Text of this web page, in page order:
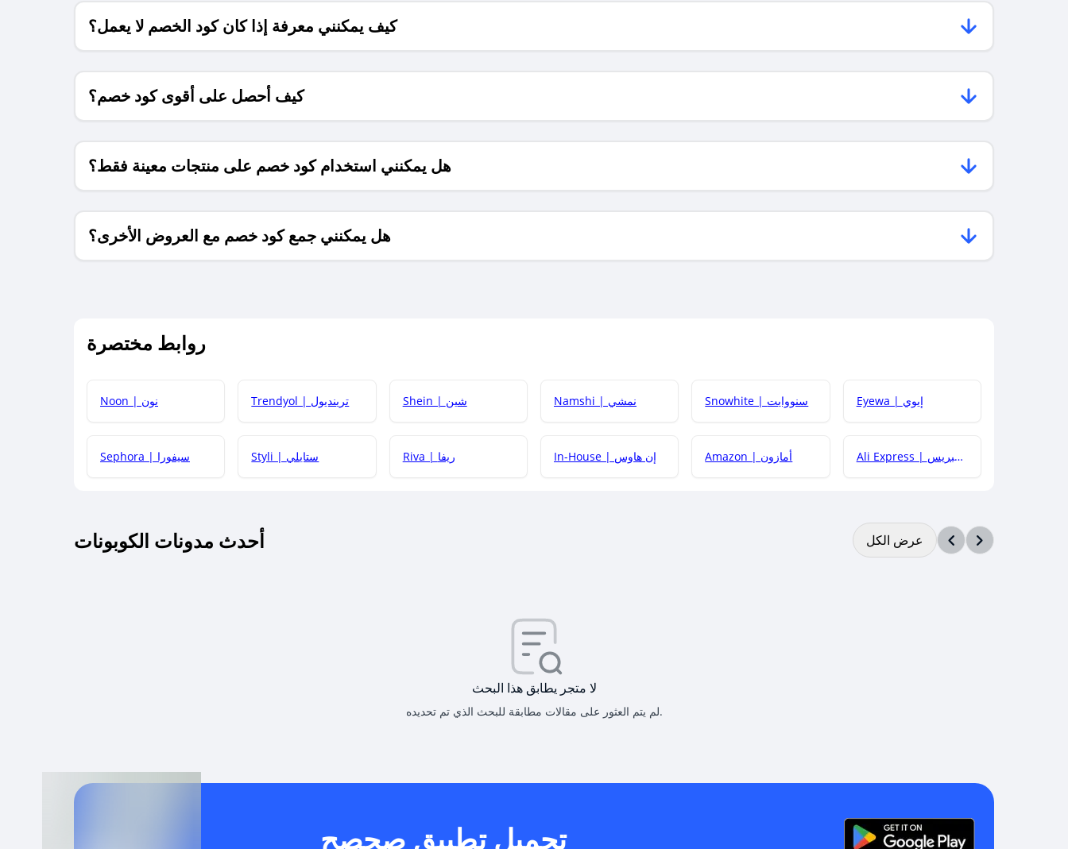
كيف يمكنني معرفة إذا كان كود الخصم لا يعمل؟
كيف أحصل على أقوى كود خصم؟
هل يمكنني استخدام كود خصم على منتجات معينة فقط؟
هل يمكنني جمع كود خصم مع العروض الأخرى؟
روابط مختصرة
Noon | نون Trendyol | ترينديول Shein | شين Namshi | نمشي Snowhite | سنووايت Eyewa | إيوي
Sephora | سيفورا Styli | ستايلي Riva | ريفا In-House | إن هاوس Amazon | أمازون Ali Express | علي إكسبريس
أحدث مدونات الكوبونات عرض الكل
لا متجر يطابق هذا البحث
لم يتم العثور على مقالات مطابقة للبحث الذي تم تحديده.
تحميل تطبيق صحصح